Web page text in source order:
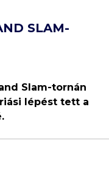
SLAM-
Slam-tornán
lépést tett a